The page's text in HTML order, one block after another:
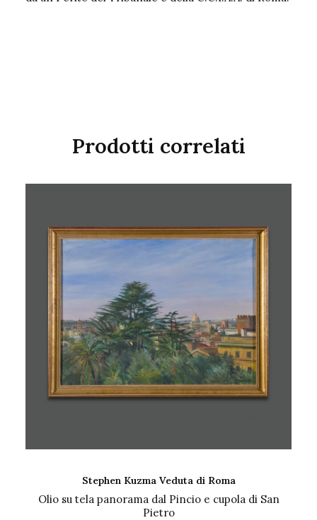
Prodotti correlati
AGGIUNGI AL CARRELLO
Stephen Kuzma Veduta di Roma
Olio su tela panorama dal Pincio e cupola di San
Pietro